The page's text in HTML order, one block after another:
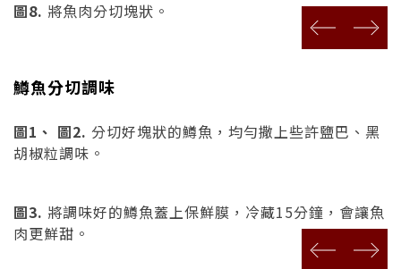
圖8. 將魚肉分切塊狀。
prev next
鱒魚分切調味
圖1、 圖2. 分切好塊狀的鱒魚，均勻撒上些許鹽巴、黑
胡椒粒調味。
圖3. 將調味好的鱒魚蓋上保鮮膜，冷藏15分鐘，會讓魚
肉更鮮甜。
prev next